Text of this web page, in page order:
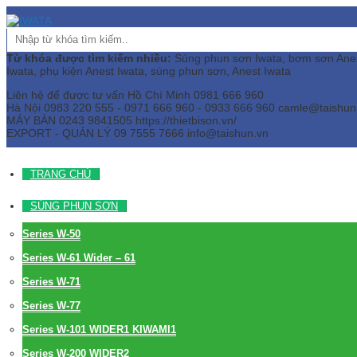
Từ khóa được tìm kiếm nhiều: Súng phun sơn Iwata, bơm sơn
Iwata, phụ kiện Anest Iwata, súng phun sơn, Anest Iwata
Liên hệ để được tư vấn Hồ Chí Minh 0981 666 960
Hà Nội 0983 220 555 - 0971 666 960 - 0933 666 960
MÁY BÀN 0243 9841505 https://thietbison.vn/
EXPORT - QUẢN LÝ 09 7555 7666 info@taishun.vn
TRANG CHỦ
SÚNG PHUN SƠN
Series W-50
Series W-61 Wider – 61
Series W-71
Series W-77
Series W-101 WIDER1 KIWAMI1
Series W-200 WIDER2